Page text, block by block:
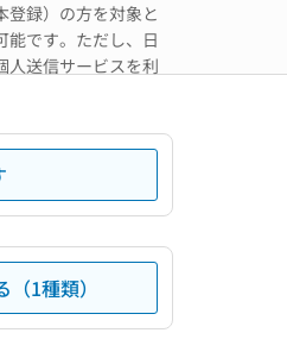
登録）の方を対象と
能です。ただし、日
人送信サービスを利
1種類）